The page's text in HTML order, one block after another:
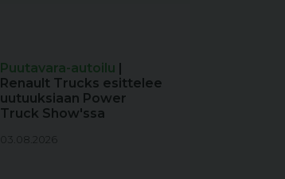
Puutavara-autoilu |
Renault Trucks esittelee
uutuuksiaan Power
Truck Show'ssa
03.08.2026